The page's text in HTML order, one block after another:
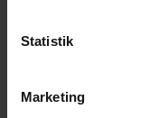
Statistik
Marketing